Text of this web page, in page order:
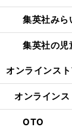
集英社みら
集英社の
オンラインスト
オンラインス
OTO